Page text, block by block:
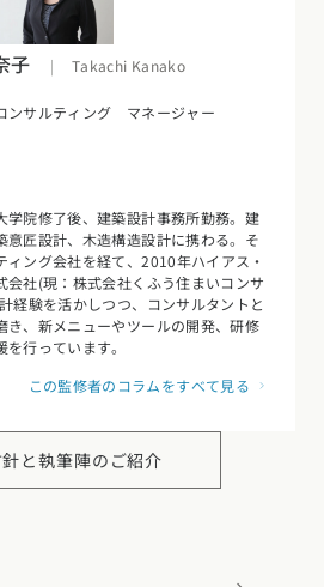
子 | Takachi Kanako
ンサルティング マネージャー
学院修了後、建築設計事務所勤務。建
意匠設計、木造構造設計に携わる。そ
ィング会社を経て、2010年ハイアス・
会社(現：株式会社くふう住まいコンサ
経験を活かしつつ、コンサルタントと
き、新メニューやツールの開発、研修
行っています。
この監修者のコラムをすべて見る
と執筆陣のご紹介